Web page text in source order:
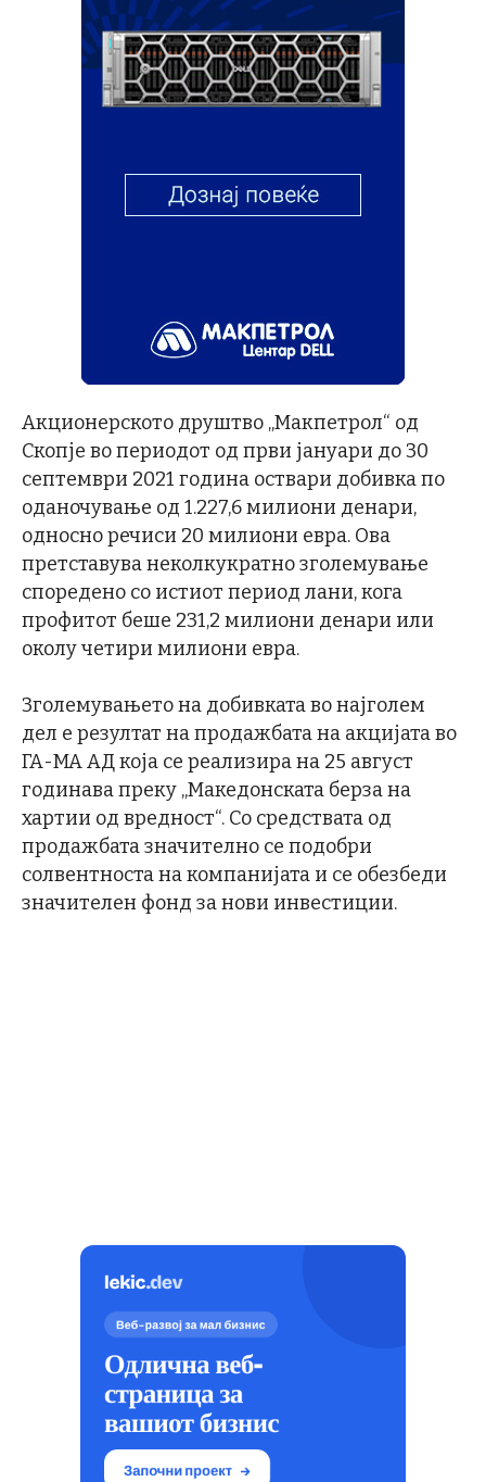
Акционерското друштво „Макпетрол“ од
Скопје во периодот од први јануари до 30
септември 2021 година оствари добивка по
оданочување од 1.227,6 милиони денари,
односно речиси 20 милиони евра. Ова
претставува неколкукратно зголемување
споредено со истиот период лани, кога
профитот беше 231,2 милиони денари или
околу четири милиони евра.
Зголемувањето на добивката во најголем
дел е резултат на продажбата на акцијата во
ГА-МА АД која се реализира на 25 август
годинава преку „Македонската берза на
хартии од вредност“. Со средствата од
продажбата значително се подобри
солвентноста на компанијата и се обезбеди
значителен фонд за нови инвестиции.